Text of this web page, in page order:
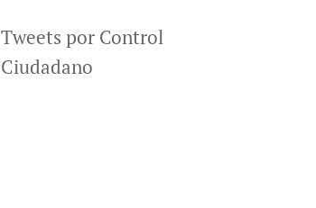
Tweets por Control
Ciudadano